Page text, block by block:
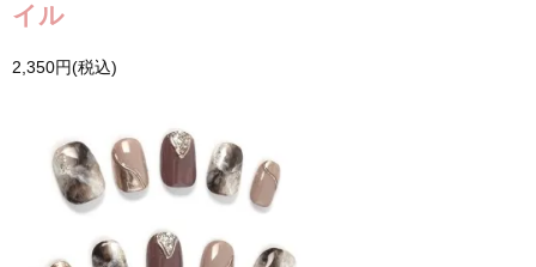
イル
2,350円(税込)